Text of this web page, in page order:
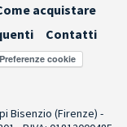
acquistare
Contatti
Preferenze cookie
Bisenzio (Firenze) -